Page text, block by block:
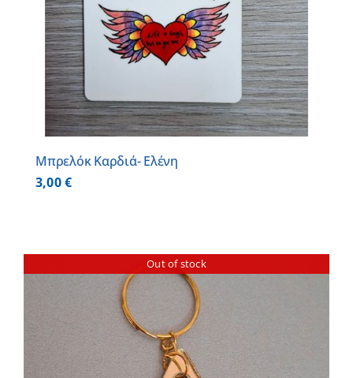
Μπρελόκ Καρδιά- Ελένη
3,00€
Out of stock